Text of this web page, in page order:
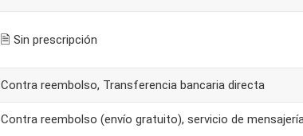
🗎 Sin prescripción
Contra reembolso, Transferencia bancaria directa
Contra reembolso (envío gratuito), servicio de mensajería